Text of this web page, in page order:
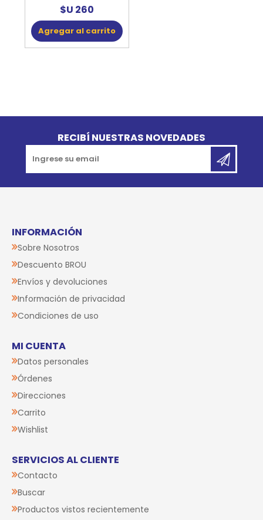
$U 260
Agregar al carrito
RECIBÍ NUESTRAS NOVEDADES
INFORMACIÓN
Sobre Nosotros
Descuento BROU
Envíos y devoluciones
Información de privacidad
Condiciones de uso
MI CUENTA
Datos personales
Órdenes
Direcciones
Carrito
Wishlist
SERVICIOS AL CLIENTE
Contacto
Buscar
Productos vistos recientemente